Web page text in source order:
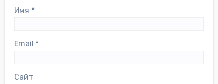
Имя *
Email *
Сайт